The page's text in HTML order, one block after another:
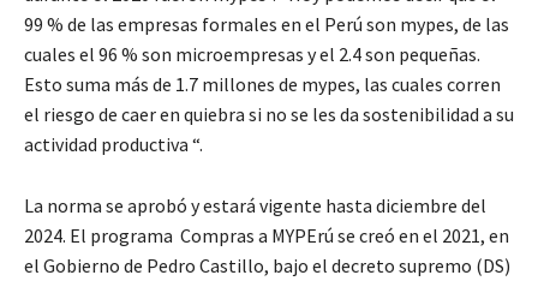
99 % de las empresas formales en el Perú son mypes, de las
cuales el 96 % son microempresas y el 2.4 son pequeñas.
Esto suma más de 1.7 millones de mypes, las cuales corren
el riesgo de caer en quiebra si no se les da sostenibilidad a su
actividad productiva “.
La norma se aprobó y estará vigente hasta diciembre del
2024. El programa Compras a MYPErú se creó en el 2021, en
el Gobierno de Pedro Castillo, bajo el decreto supremo (DS)